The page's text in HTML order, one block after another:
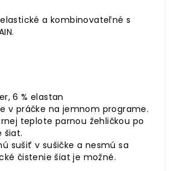
a kombinovateľné s
6 % elastan
v práčke na jemnom programe.
teplote parnou žehličkou po
šiat.
sušiť v sušičke a nesmú sa
čistenie šiat je možné.